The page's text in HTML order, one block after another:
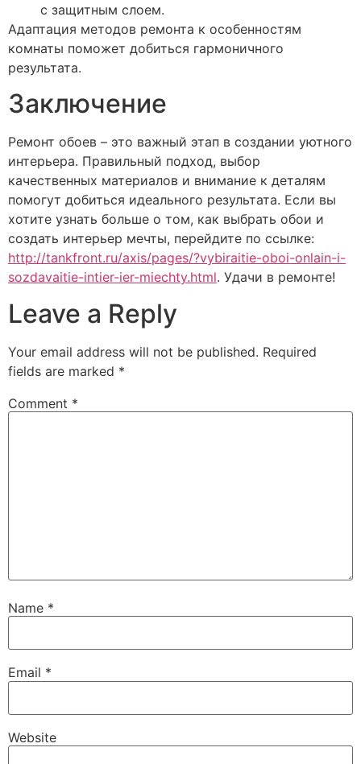
с защитным слоем.
Адаптация методов ремонта к особенностям
комнаты поможет добиться гармоничного
результата.
Заключение
Ремонт обоев – это важный этап в создании уютного
интерьера. Правильный подход, выбор
качественных материалов и внимание к деталям
помогут добиться идеального результата. Если вы
хотите узнать больше о том, как выбрать обои и
создать интерьер мечты, перейдите по ссылке:
http://tankfront.ru/axis/pages/?vybiraitie-oboi-onlain-i-
sozdavaitie-intier-ier-miechty.html. Удачи в ремонте!
Leave a Reply
Your email address will not be published. Required
fields are marked *
Comment *
Name *
Email *
Website